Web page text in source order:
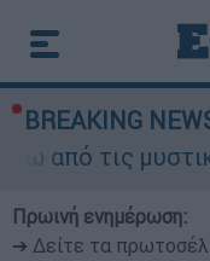
BREAKING
μυστικές
Πρωινή ενημέρωση:
➔ Δείτε τα